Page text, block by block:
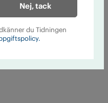
Nej, tack
du Tidningen